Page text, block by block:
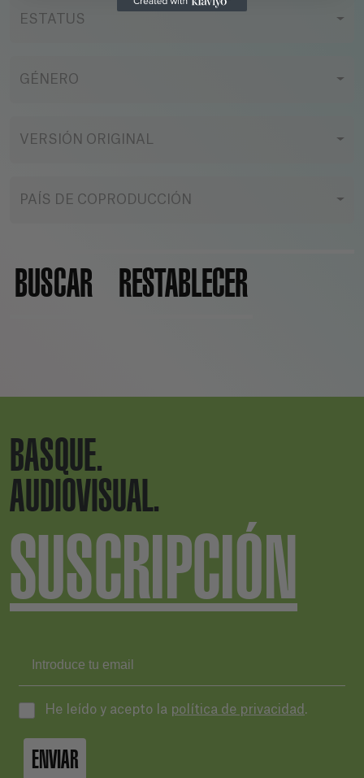
ESTATUS
GÉNERO
VERSIÓN ORIGINAL
PAÍS DE COPRODUCCIÓN
BUSCAR RESTABLECER
BASQUE.
AUDIOVISUAL.
SUSCRIPCIÓN
He leído y acepto la política de privacidad .
ENVIAR